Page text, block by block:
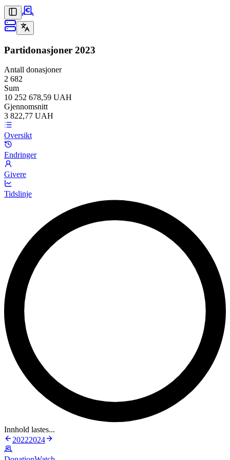
Partidonasjoner 2023
Antall donasjoner
2 682
Sum
10 252 678,59 UAH
Gjennomsnitt
3 822,77 UAH
Oversikt
Endringer
Givere
Tidslinje
Innhold lastes...
20222024